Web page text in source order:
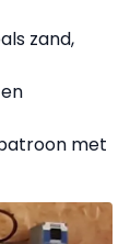
zand,
met